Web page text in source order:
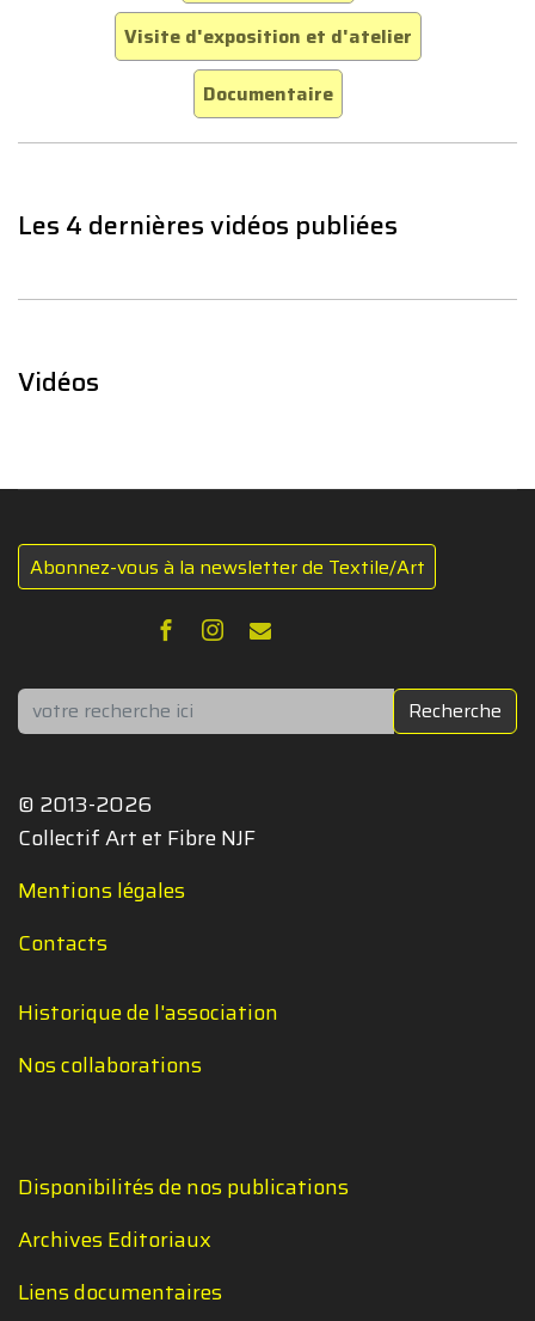
Visite d'exposition et d'atelier
Documentaire
Les 4 dernières vidéos publiées
Vidéos
Abonnez-vous à la newsletter de Textile/Art
Rechercher Recherche
© 2013-2026
Collectif Art et Fibre NJF
Mentions légales
Contacts
Historique de l'association
Nos collaborations
Disponibilités de nos publications
Archives Editoriaux
Liens documentaires